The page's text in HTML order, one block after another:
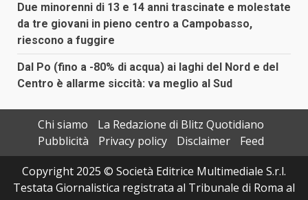
Due minorenni di 13 e 14 anni trascinate e molestate
da tre giovani in pieno centro a Campobasso,
riescono a fuggire
Dal Po (fino a -80% di acqua) ai laghi del Nord e del
Centro è allarme siccità: va meglio al Sud
Chi siamo
La Redazione di Blitz Quotidiano
Pubblicità
Privacy policy Disclaimer
Feed
Copyright 2025 © Società Editrice Multimediale S.r.l.
Testata Giornalistica registrata al Tribunale di Roma al